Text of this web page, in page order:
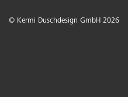
© Kermi Duschdesign GmbH 2026